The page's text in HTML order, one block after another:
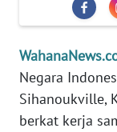
Negara
Sihanoukville,
berkat kerja
BERITA
KONTAK
KAMI